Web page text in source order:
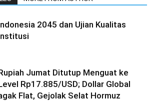
2045 dan Ujian Kualitas
Jumat Ditutup Menguat ke
Rp17.885/USD; Dollar Global
Flat, Gejolak Selat Hormuz